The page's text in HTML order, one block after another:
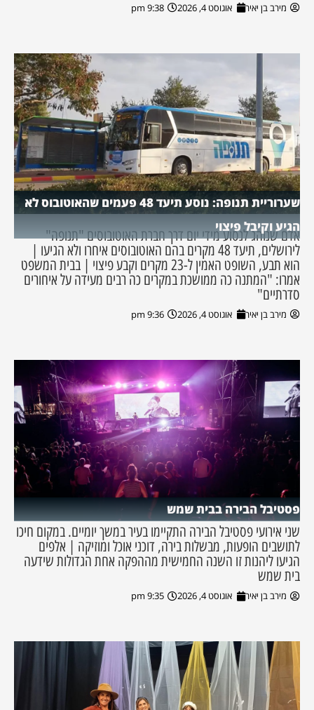
מירב בן יאיר אוגוסט 4, 2026 9:38 pm
שערוריית תנופה: נוסע תיעד 48 פעמים שהאוטובוס לא
הגיע וקיבל פיצוי
אדם שנוהג לנסוע מידי יום דרך חברת האוטובוסים "תנופה"
לירושלים, תיעד 48 מקרים בהם האוטובוסים איחרו ולא הגיעו |
הוא תבע, השופט האמין ל-23 מקרים וקבע פיצוי | בבית המשפט
אמרו: "המתנה כה ממושכת במקרים כה רבים מעידה על איחורים
סדרתיים"
מירב בן יאיר אוגוסט 4, 2026 9:36 pm
פסטיבל הבירה בבית שמש
שני אירועי פסטיבל הבירה התקיימו בעיר במשך יומיים. במקום חיכו
לתושבים הופעות, מבשלות בירה, דוכני אוכל ומוזיקה | אלפים
הגיעו ליהנות זו השנה החמישית מההפקה אחת הגדולות שידעה
בית שמש
מירב בן יאיר אוגוסט 4, 2026 9:35 pm